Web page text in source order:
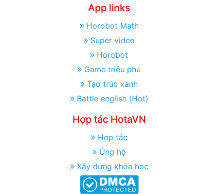
App links
Horobot Math
Super video
Horobot
Game triệu phú
Tạo trúc xanh
Battle english (Hot)
Hợp tác HotaVN
Hợp tác
Ủng hộ
Xây dựng khóa học